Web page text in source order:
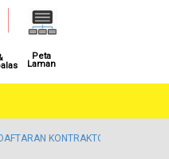
Peta
Laman
KONTRAKTOR KALI